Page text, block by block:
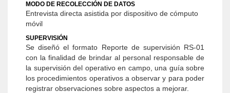
MODO DE RECOLECCIÓN DE DATOS
Entrevista directa asistida por dispositivo de cómputo
móvil
SUPERVISIÓN
Se diseñó el formato Reporte de supervisión RS-01
con la finalidad de brindar al personal responsable de
la supervisión del operativo en campo, una guía sobre
los procedimientos operativos a observar y para poder
registrar observaciones sobre aspectos a mejorar.